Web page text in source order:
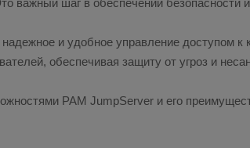
важный шаг в обеспечении
и удобное управление доступом
обеспечивая защиту от угроз и
PAM JumpServer и его